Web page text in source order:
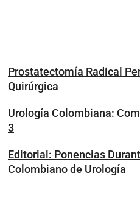
Prostatectomía Radical
Quirúrgica
Urología Colombiana:
3
Editorial: Ponencias
Colombiano de Urología